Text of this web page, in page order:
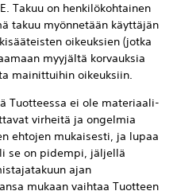
Takuu on henkilökohtainen
takuu myönnetään käyttäjän
oikeuksien (jotka
myyjältä korvauksia
mainittuihin oikeuksiin.
Tuotteessa ei ole materiaali-
virheitä ja ongelmia
ehtojen mukaisesti, ja lupaa
se on pidempi, jäljellä
ajan
mukaan vaihtaa Tuotteen